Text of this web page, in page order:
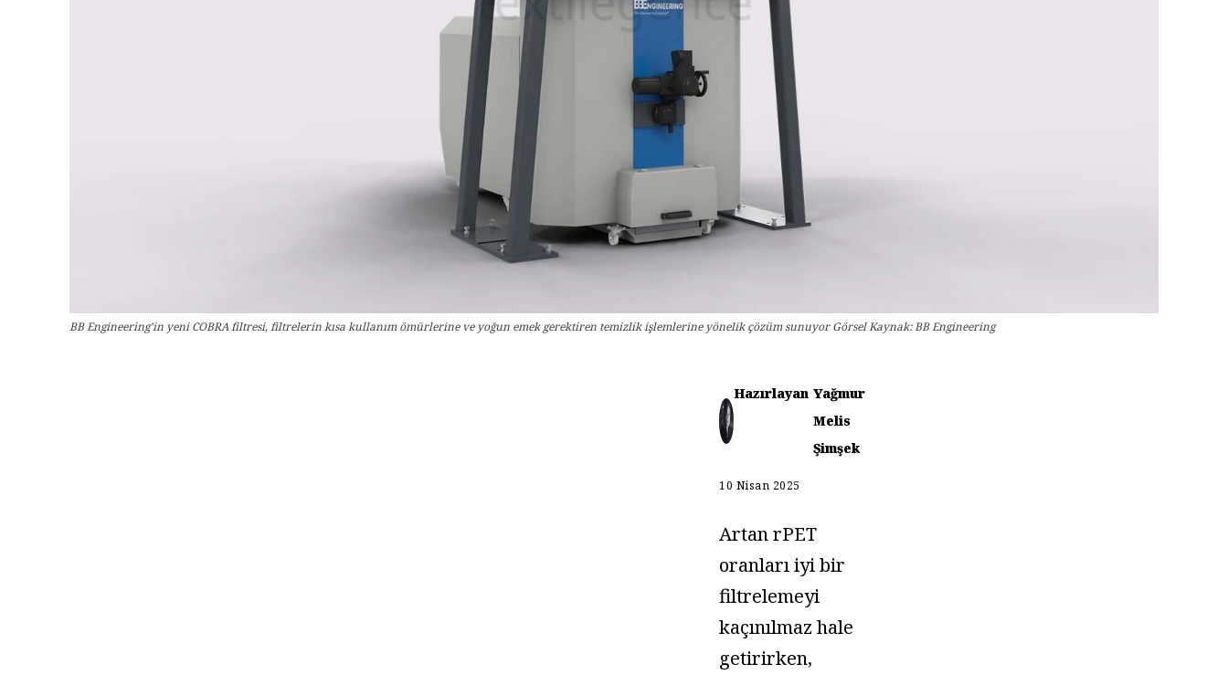
BB Engineering’in yeni COBRA filtresi, filtrelerin kısa kullanım ömürlerine ve yoğun emek gerektiren temizlik işlemlerine yönelik çözüm sunuyor Görsel Kaynak: BB Engineering
Hazırlayan Yağmur
Melis
Şimşek
10 Nisan 2025
Artan rPET
oranları iyi bir
filtrelemeyi
kaçınılmaz hale
getirirken,